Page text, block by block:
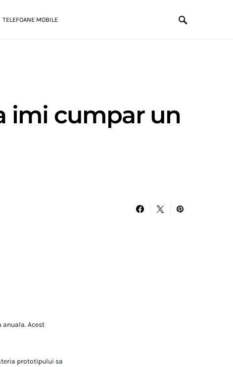
TELEFOANE MOBILE
imi cumpar un
anuala. Acest
prototipului sa